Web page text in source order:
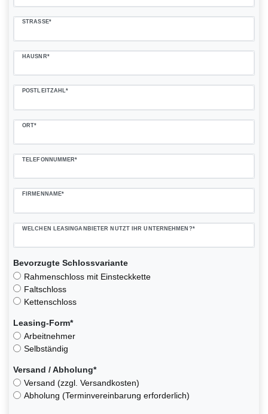
STRASSE*
HAUSNR*
POSTLEITZAHL*
ORT*
TELEFONNUMMER*
FIRMENNAME*
WELCHEN LEASINGANBIETER NUTZT IHR UNTERNEHMEN?*
Bevorzugte Schlossvariante
Rahmenschloss mit Einsteckkette
Faltschloss
Kettenschloss
Leasing-Form*
Arbeitnehmer
Selbständig
Versand / Abholung*
Versand (zzgl. Versandkosten)
Abholung (Terminvereinbarung erforderlich)